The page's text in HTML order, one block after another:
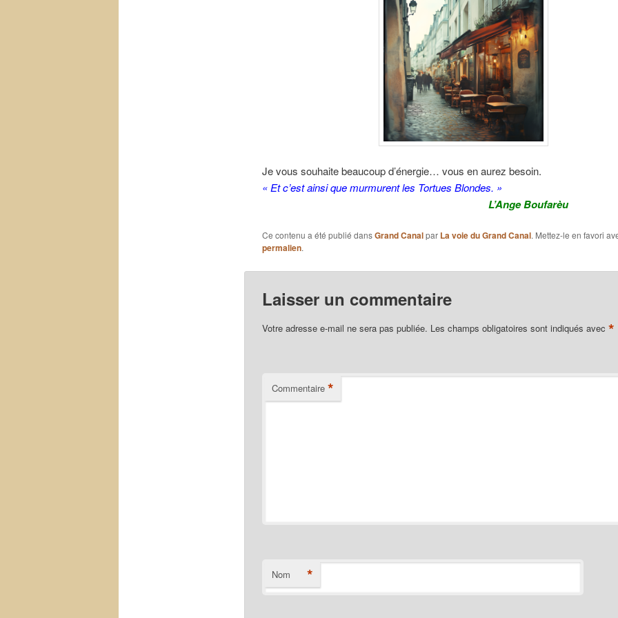
Je vous souhaite beaucoup d’énergie… vous en aurez besoin.
« Et c’est ainsi que murmurent les Tortues Blondes. »
L’Ange Boufarèu
Ce contenu a été publié dansGrand Canalpar La voie du Grand Canal. Mettez-le en favori
permalien.
Laisser un commentaire
Votre adresse e-mail ne sera pas publiée. Les champs obligatoires sont indiqués avec *
Commentaire *
Nom *